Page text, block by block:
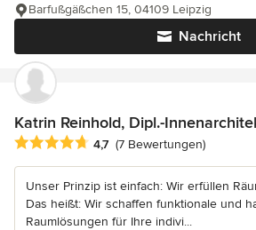
Nachricht
Barfußgäßchen 15, 04109 Leipzig
Katrin Reinhold, Dipl.-
Durchschnittliche Bewertung: 4.7 von 5
4,7 (7 Bewertungen)
Unser Prinzip ist einfach: Wir erfüllen
Das heißt: Wir schaffen funktionale und
Raumlösungen für Ihre indivi...